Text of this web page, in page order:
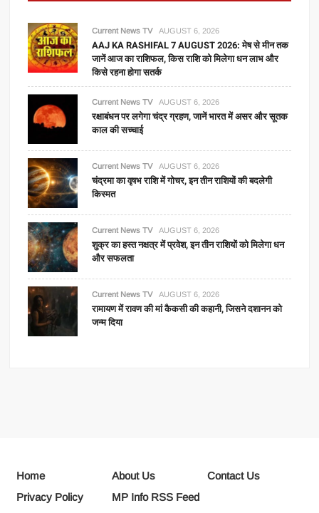
Current News TV AUGUST 6, 2026
AAJ KA RASHIFAL 7 AUGUST 2026: मेष से मीन तक
जानें आज का राशिफल, किस राशि को मिलेगा धन लाभ और
किसे रहना होगा सतर्क
Current News TV AUGUST 6, 2026
रक्षाबंधन पर लगेगा चंद्र ग्रहण, जानें भारत में असर और सूतक
काल की सच्चाई
Current News TV AUGUST 6, 2026
चंद्रमा का वृषभ राशि में गोचर, इन तीन राशियों की बदलेगी
किस्मत
Current News TV AUGUST 6, 2026
शुक्र का हस्त नक्षत्र में प्रवेश, इन तीन राशियों को मिलेगा धन
और सफलता
Current News TV AUGUST 6, 2026
रामायण में रावण की मां कैकसी की कहानी, जिसने दशानन को
जन्म दिया
Home About Us
Contact Us
Privacy Policy
MP Info RSS Feed